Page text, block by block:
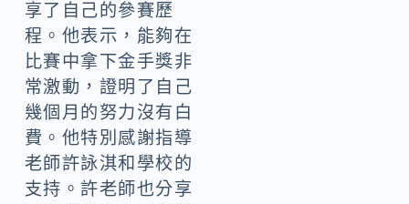
享了自己的參賽歷
程。他表示，能夠在
比賽中拿下金手獎非
常激動，證明了自己
幾個月的努力沒有白
費。他特別感謝指導
老師許詠淇和學校的
支持。許老師也分享